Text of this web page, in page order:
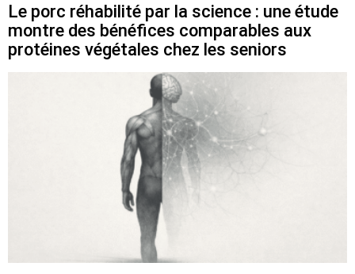
Le porc réhabilité par la science : une étude
montre des bénéfices comparables aux
protéines végétales chez les seniors